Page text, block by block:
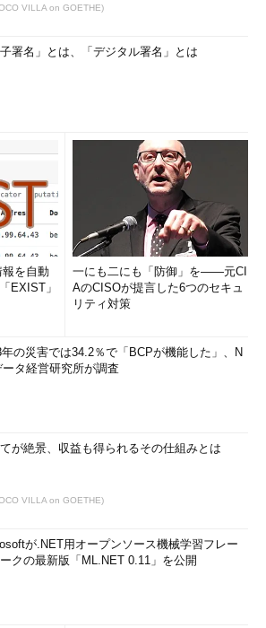
キー画面から起動する
キーを押して表示される画面で
選択して起動することもできる。
］キーによる画面表示は可能
。
クスでタスクマネージャーを起動する
クス（検索ボックスが非表示の場合は虫
ク）に「taskm」や「タスク」と入力し
スクマネージャー」をクリックすることで
マネージャーが「最も一致する検索結果」
［Enter］キーで起動できる）。「タス
、「タスクスケジューラ」が「最も一致す
ともあるので、確認せずに［Enter］キー
VILLA on GOETHE)
子署名」とは、「デジタル署名」とは
報を自動
EXIST」
一にも二にも「防御」を――元CI
AのCISOが提言した6つのセキュ
リティ対策
の災害では34.2％で「BCPが機能した」、N
ータ経営研究所が調査
が絶景、収益も得られるその仕組みとは
VILLA on GOETHE)
が.NET用オープンソース機械学習フレー
クの最新版「ML.NET 0.11」を公開